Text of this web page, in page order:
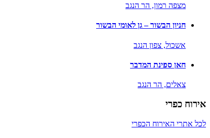
מצפה רמון, הר הנגב
חניון הבשור – גן לאומי הבשור
אשכול, צפון הנגב
חאן ספינת המדבר
צאלים, הר הנגב
אירוח כפרי
לכל אתרי האירוח הכפרי